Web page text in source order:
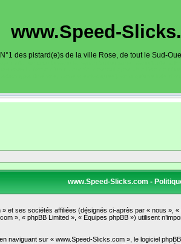
www.Speed-
des pistard(e)s de la ville Rose, de tout le Sud-
www.Speed-Slicks.com -
et ses sociétés affiliées (désignés ci-après par « nous
», « phpBB Limited », « Équipes phpBB ») utilisent
naviguant sur « www.Speed-Slicks.com », le logiciel